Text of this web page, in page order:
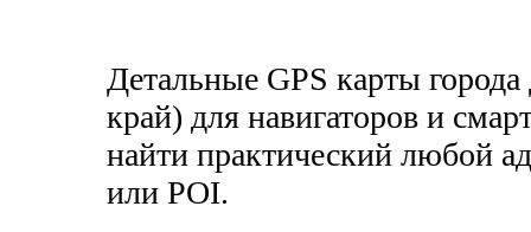
Детальные GPS карты
край) для навигаторов и
найти практический любой
или POI.